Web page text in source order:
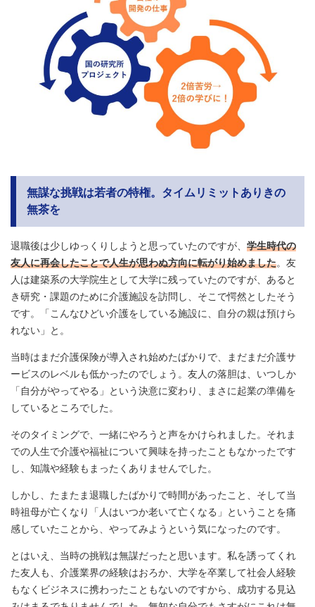
無謀な挑戦は若者の特権。タイムリミットありきの
無茶を
退職後は少しゆっくりしようと思っていたのですが、 学生時代の
友人に再会したことで人生が思わぬ方向に転がり始めました。友
人は建築系の大学院生として大学に残っていたのですが、あると
き研究・課題のために介護施設を訪問し、そこで愕然としたそう
です。「こんなひどい介護をしている施設に、自分の親は預けら
れない」と。
当時はまだ介護保険が導入され始めたばかりで、まだまだ介護サ
ービスのレベルも低かったのでしょう。友人の落胆は、いつしか
「自分がやってやる」という決意に変わり、まさに起業の準備を
しているところでした。
そのタイミングで、一緒にやろうと声をかけられました。それま
での人生で介護や福祉について興味を持ったこともなかったです
し、知識や経験もまったくありませんでした。
しかし、たまたま退職したばかりで時間があったこと、そして当
時祖母が亡くなり「人はいつか老いて亡くなる」ということを痛
感していたことから、やってみようという気になったのです。
とはいえ、当時の挑戦は無謀だったと思います。私を誘ってくれ
た友人も、介護業界の経験はおろか、大学を卒業して社会人経験
もなくビジネスに携わったこともないのですから、成功する見込